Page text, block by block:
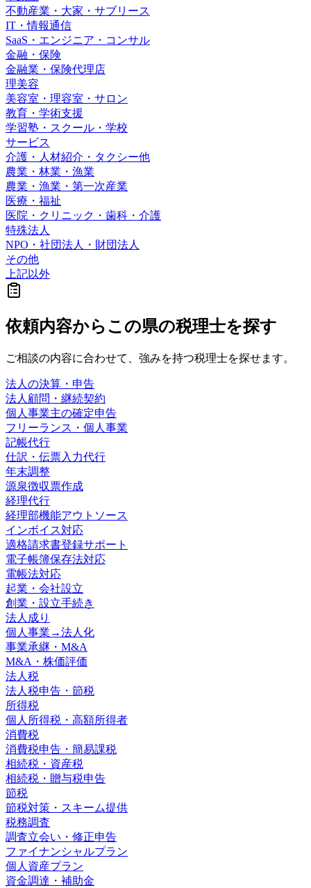
不動産業・大家・サブリース
IT・情報通信
SaaS・エンジニア・コンサル
金融・保険
金融業・保険代理店
理美容
美容室・理容室・サロン
教育・学術支援
学習塾・スクール・学校
サービス
介護・人材紹介・タクシー他
農業・林業・漁業
農業・漁業・第一次産業
医療・福祉
医院・クリニック・歯科・介護
特殊法人
NPO・社団法人・財団法人
その他
上記以外
依頼内容からこの県の税理士を探す
ご相談の内容に合わせて、強みを持つ税理士を探せます。
法人の決算・申告
法人顧問・継続契約
個人事業主の確定申告
フリーランス・個人事業
記帳代行
仕訳・伝票入力代行
年末調整
源泉徴収票作成
経理代行
経理部機能アウトソース
インボイス対応
適格請求書登録サポート
電子帳簿保存法対応
電帳法対応
起業・会社設立
創業・設立手続き
法人成り
個人事業→法人化
事業承継・M&A
M&A・株価評価
法人税
法人税申告・節税
所得税
個人所得税・高額所得者
消費税
消費税申告・簡易課税
相続税・資産税
相続税・贈与税申告
節税
節税対策・スキーム提供
税務調査
調査立会い・修正申告
ファイナンシャルプラン
個人資産プラン
資金調達・補助金